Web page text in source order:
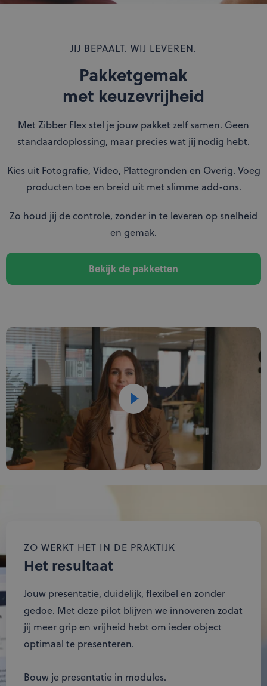
JIJ BEPAALT. WIJ LEVEREN.
Pakketgemak
met keuzevrijheid
Met Zibber Flex stel je jouw pakket zelf samen. Geen
standaardoplossing, maar precies wat jij nodig hebt.
Kies uit Fotografie, Video, Plattegronden en Overig. Voeg
producten toe en breid uit met slimme add-ons.
Zo houd jij de controle, zonder in te leveren op snelheid
en gemak.
Bekijk de pakketten
ZO WERKT HET IN DE PRAKTIJK
Het resultaat
Jouw presentatie, duidelijk, flexibel en zonder
gedoe. Met deze pilot blijven we innoveren zodat
jij meer grip en vrijheid hebt om ieder object
optimaal te presenteren.
Bouw je presentatie in modules.